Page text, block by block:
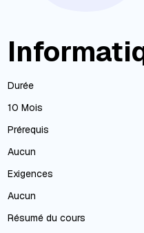
Durée
10 Mois
Prérequis
Aucun
Exigences
Aucun
Résumé du cours